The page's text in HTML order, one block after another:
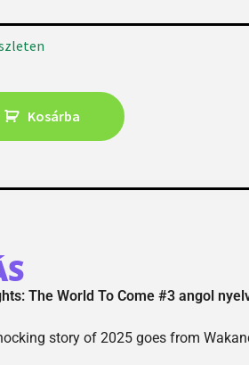
Kosárba
The World To Come #3 angol
story of 2025 goes from